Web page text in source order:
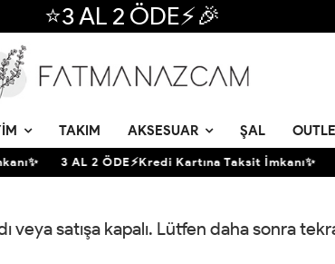
⭐3 AL 2 ÖDE⚡🎉
TAKIM AKSESUAR ŞAL
3 AL 2 ÖDE⚡Kredi Kartına Taksit İmkanı✨
veya satışa kapalı. Lütfen daha sonra